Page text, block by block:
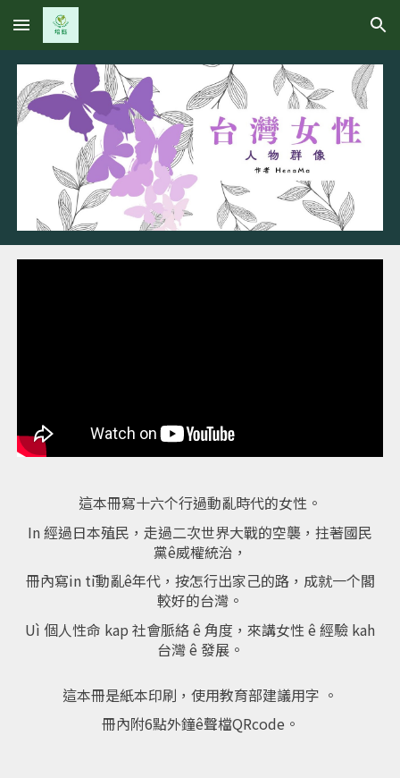
Skip to main content Skip to navigation
這本冊寫十六个行過動亂時代的女性。
In經過日本殖民，走過二次世界大戰的空襲，拄著國民
黨ê威權統治，
冊內寫in tī動亂ê年代，按怎行出家己的路，成就一个閣
較好的台灣。
Uì 個人性命 kap 社會脈絡 ê 角度，來講女性 ê 經驗 kah
台灣 ê 發展。
這本冊是紙本印刷，使用教育部建議用字 。
冊內附6點外鐘ê聲檔QRcode 。